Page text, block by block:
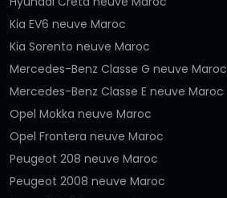
Kia EV6 neuve Maroc
Kia Sorento neuve Maroc
Mercedes-Benz Classe G neuve Maroc
Mercedes-Benz Classe E neuve Maroc
Opel Mokka neuve Maroc
Opel Frontera neuve Maroc
Peugeot 208 neuve Maroc
Peugeot 2008 neuve Maroc